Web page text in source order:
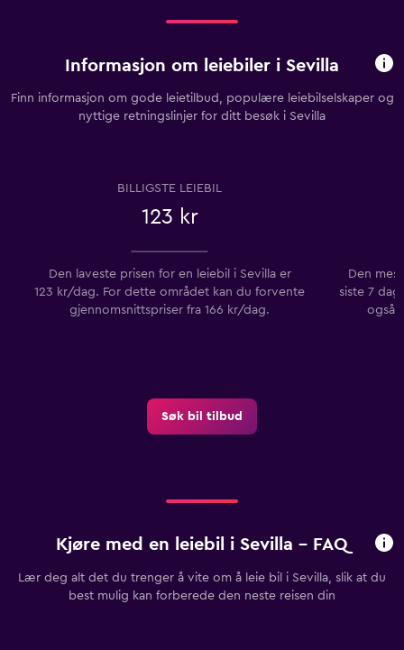
Informasjon om leiebiler i Sevilla
Finn informasjon om gode leietilbud, populære leiebilselskaper og
nyttige retningslinjer for ditt besøk i Sevilla
BILLIGSTE LEIEBIL
123 kr
Den laveste prisen for en leiebil i Sevilla er
123 kr/dag. For dette området kan du forvente
gjennomsnittspriser fra 166 kr/dag.
Den
siste 7
også
Søk bil tilbud
Kjøre med en leiebil i Sevilla - FAQ
Lær deg alt det du trenger å vite om å leie bil i Sevilla, slik at du
best mulig kan forberede den neste reisen din